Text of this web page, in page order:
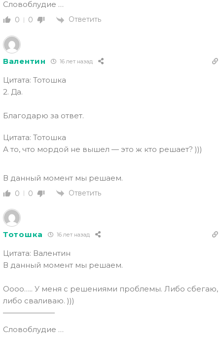
Словоблудие …
0 0 Ответить
Валентин 16 лет назад
Цитата: Тотошка
2. Да.
Благодарю за ответ.
Цитата: Тотошка
А то, что мордой не вышел — это ж кто решает? )))
В данный момент мы решаем.
0 0 Ответить
Тотошка 16 лет назад
Цитата: Валентин
В данный момент мы решаем.
Оооо….. У меня с решениями проблемы. Либо сбегаю,
либо сваливаю. )))
———————
Словоблудие …